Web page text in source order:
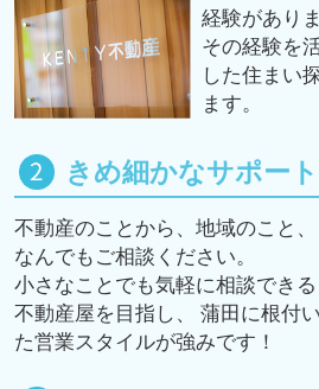
経験があり
その経験を
した住まい
ます。
きめ細かなサポー
不動産のことから、地域のこと、
なんでもご相談ください。
小さなことでも気軽に相談できる
不動産屋を目指し、 蒲田に根付い
た営業スタイルが強みです！